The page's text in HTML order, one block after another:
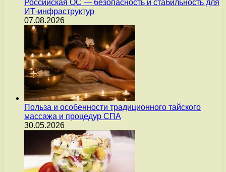
Российская ОС — безопасность и стабильность для
ИТ-инфраструктур
07.08.2026
Польза и особенности традиционного тайского
массажа и процедур СПА
30.05.2026